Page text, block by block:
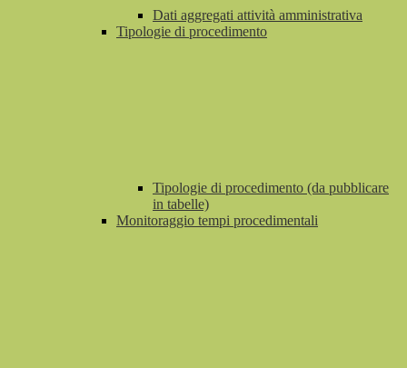
Dati aggregati attività amministrativa
Tipologie di procedimento
Tipologie di procedimento (da pubblicare
in tabelle)
Monitoraggio tempi procedimentali